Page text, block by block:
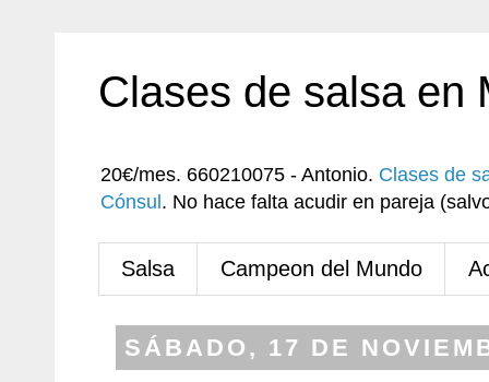
Clases de salsa en
20€/mes. 660210075 - Antonio. Clases de
Cónsul . No hace falta acudir en pareja
Salsa Campeon del Mundo
SÁBADO, 17 DE